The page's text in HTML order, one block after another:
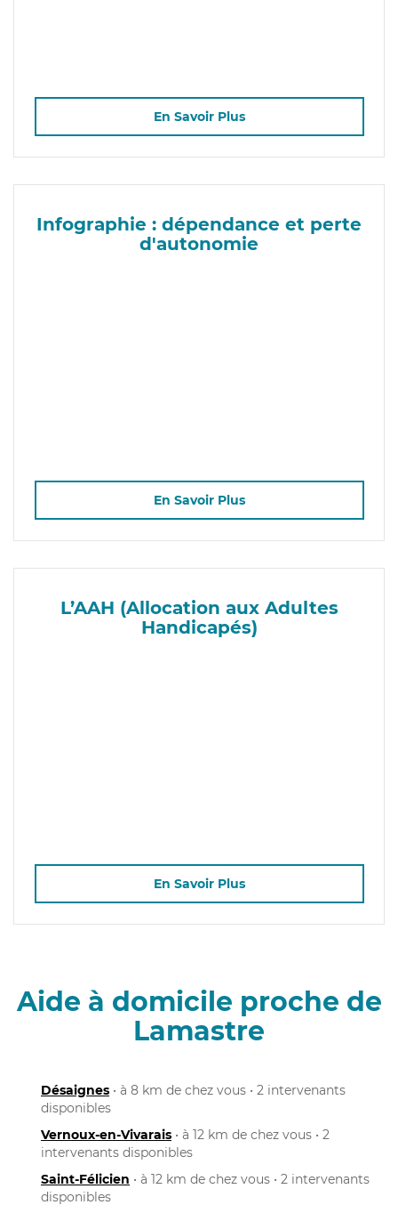
En Savoir Plus
Infographie : dépendance et perte
d'autonomie
En Savoir Plus
L’AAH (Allocation aux Adultes
Handicapés)
En Savoir Plus
Aide à domicile proche de
Lamastre
Désaignes • à 8 km de chez vous • 2 intervenants
disponibles
Vernoux-en-Vivarais • à 12 km de chez vous • 2
intervenants disponibles
Saint-Félicien • à 12 km de chez vous • 2 intervenants
disponibles